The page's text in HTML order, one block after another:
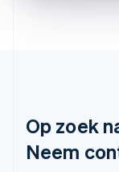
Op zoek
Neem
Malta
English
Mexico